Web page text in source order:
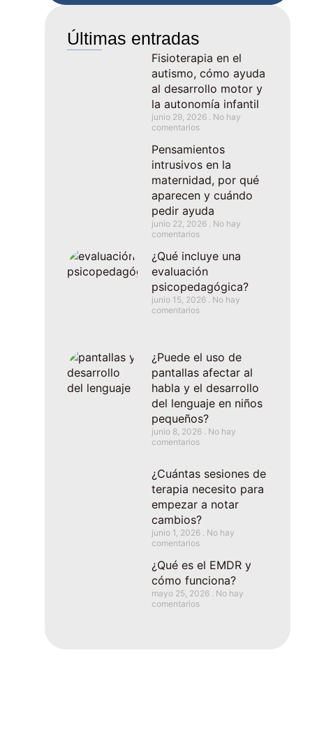
Últimas entradas
Fisioterapia en el
autismo, cómo ayuda
al desarrollo motor y
la autonomía infantil
junio 29, 2026
No hay
comentarios
Pensamientos
intrusivos en la
maternidad, por qué
aparecen y cuándo
pedir ayuda
junio 22, 2026
No hay
comentarios
¿Qué incluye una
evaluación
psicopedagógica?
junio 15, 2026
No hay
comentarios
¿Puede el uso de
pantallas afectar al
habla y el desarrollo
del lenguaje en niños
pequeños?
junio 8, 2026
No hay
comentarios
¿Cuántas sesiones de
terapia necesito para
empezar a notar
cambios?
junio 1, 2026
No hay
comentarios
¿Qué es el EMDR y
cómo funciona?
mayo 25, 2026
No hay
comentarios